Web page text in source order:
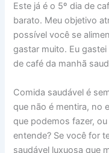
Este já é o 5º dia de
barato. Meu objetivo
possível você se
gastar muito. Eu
de café da manhã
Comida saudável é
que não é mentira, no
que podemos fazer,
entende? Se você for
saudável luxuosa que